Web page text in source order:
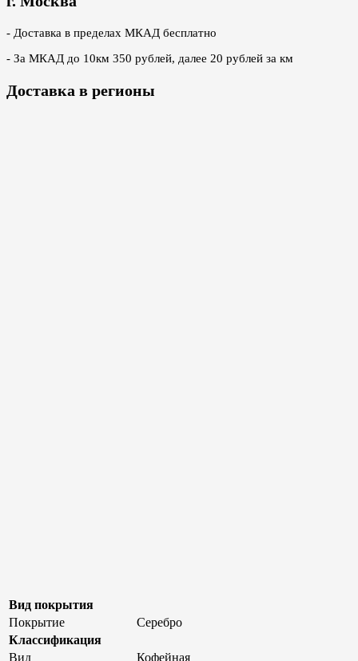
- Доставка в пределах МКАД бесплатно
- За МКАД до 10км 350 рублей, далее 20 рублей за км
Доставка в регионы
Вид покрытия
Покрытие
Серебро
Классификация
Вид
Кофейная